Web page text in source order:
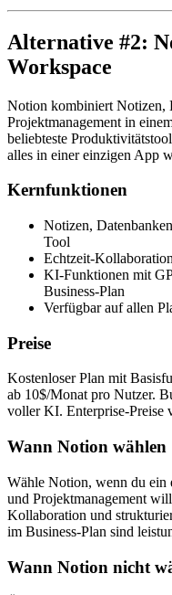
Alternative #2:
Workspace
Notion kombiniert Notizen,
Projektmanagement in
beliebteste
alles in einer einzigen App
Kernfunktionen
Notizen,
Tool
Echtzeit-
KI-Funktionen mit
Business-Plan
Verfügbar auf allen
Preise
Kostenloser Plan mit
ab 10$/Monat pro Nutzer.
voller KI. Enterprise-Preise
Wann Notion wählen
Wähle Notion, wenn du ein
und Projektmanagement
Kollaboration und
im Business-Plan sind
Wann Notion nicht